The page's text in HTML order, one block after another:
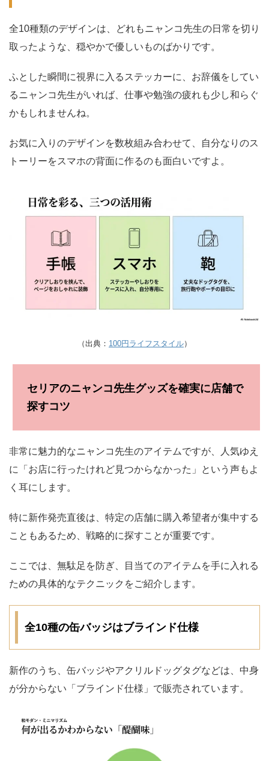
全10種類のデザインは、どれもニャンコ先生の日常を切り
取ったような、穏やかで優しいものばかりです。
ふとした瞬間に視界に入るステッカーに、お辞儀をしてい
るニャンコ先生がいれば、仕事や勉強の疲れも少し和らぐ
かもしれませんね。
お気に入りのデザインを数枚組み合わせて、自分なりのス
トーリーをスマホの背面に作るのも面白いですよ。
（出典： 100円ライフスタイル）
セリアのニャンコ先生グッズを確実に店舗で
探すコツ
非常に魅力的なニャンコ先生のアイテムですが、人気ゆえ
に「お店に行ったけれど見つからなかった」という声もよ
く耳にします。
特に新作発売直後は、特定の店舗に購入希望者が集中する
こともあるため、戦略的に探すことが重要です。
ここでは、無駄足を防ぎ、目当てのアイテムを手に入れる
ための具体的なテクニックをご紹介します。
全10種の缶バッジはブラインド仕様
新作のうち、缶バッジやアクリルドッグタグなどは、中身
が分からない「ブラインド仕様」で販売されています。